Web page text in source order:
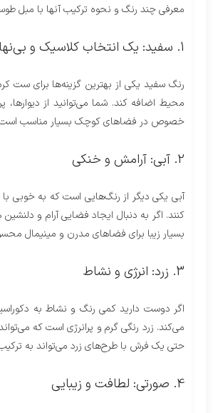
معرفی چند رنگ و نحوه ترکیب آنها با مبل
1. سفید: یک انتخاب کلاسیک و بی‌نهایت شیک
رنگ سفید یکی از بهترین گزینه‌ها برای
محیط اضافه کند. شما می‌توانید از
خصوص در فضاهای کوچک بسیار مناسب است،
2. آبی: آرامش و خنکی
آبی یکی دیگر از رنگ‌هایی است که به
کنند. اگر به دنبال ایجاد فضایی آرام و
بسیار زیبا برای فضاهای مدرن و مینیمال
3. زرد: انرژی و نشاط
اگر دوست دارید کمی رنگ و نشاط به
می‌کند. زرد رنگی گرم و پرانرژی است که
حتی یک فرش با طرح‌های زرد می‌تواند به
4. صورتی: لطافت و زیبایی